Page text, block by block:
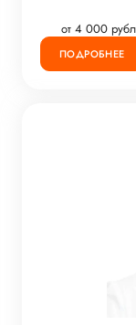
от 4 000
ПОДРОБНЕЕ